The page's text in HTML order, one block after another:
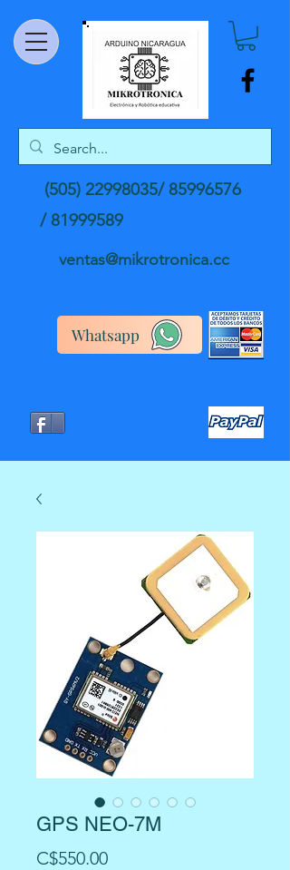
(505) 22998035/85996576
/81999589
ventas@mikrotronica.cc
Whatsapp
GPS NEO-7M
C$550.00Precio